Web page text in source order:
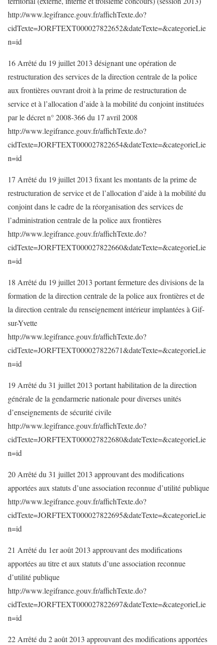
http://www.legifrance.gouv.fr/affichTexte.do?
cidTexte=JORFTEXT000027822652&dateTexte=&categorieLie
n=id
16 Arrêté du 19 juillet 2013 désignant une opération de
restructuration des services de la direction centrale de la police
aux frontières ouvrant droit à la prime de restructuration de
service et à l’allocation d’aide à la mobilité du conjoint instituées
par le décret n° 2008-366 du 17 avril 2008
http://www.legifrance.gouv.fr/affichTexte.do?
cidTexte=JORFTEXT000027822654&dateTexte=&categorieLie
n=id
17 Arrêté du 19 juillet 2013 fixant les montants de la prime de
restructuration de service et de l’allocation d’aide à la mobilité du
conjoint dans le cadre de la réorganisation des services de
l’administration centrale de la police aux frontières
http://www.legifrance.gouv.fr/affichTexte.do?
cidTexte=JORFTEXT000027822660&dateTexte=&categorieLie
n=id
18 Arrêté du 19 juillet 2013 portant fermeture des divisions de la
formation de la direction centrale de la police aux frontières et de
la direction centrale du renseignement intérieur implantées à Gif-
sur-Yvette
http://www.legifrance.gouv.fr/affichTexte.do?
cidTexte=JORFTEXT000027822671&dateTexte=&categorieLie
n=id
19 Arrêté du 31 juillet 2013 portant habilitation de la direction
générale de la gendarmerie nationale pour diverses unités
d’enseignements de sécurité civile
http://www.legifrance.gouv.fr/affichTexte.do?
cidTexte=JORFTEXT000027822680&dateTexte=&categorieLie
n=id
20 Arrêté du 31 juillet 2013 approuvant des modifications
apportées aux statuts d’une association reconnue d’utilité publique
http://www.legifrance.gouv.fr/affichTexte.do?
cidTexte=JORFTEXT000027822695&dateTexte=&categorieLie
n=id
21 Arrêté du 1er août 2013 approuvant des modifications
apportées au titre et aux statuts d’une association reconnue
d’utilité publique
http://www.legifrance.gouv.fr/affichTexte.do?
cidTexte=JORFTEXT000027822697&dateTexte=&categorieLie
n=id
22 Arrêté du 2 août 2013 approuvant des modifications apportées